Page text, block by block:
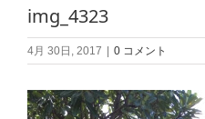
img_4323
4月 30日, 2017 0 コメント